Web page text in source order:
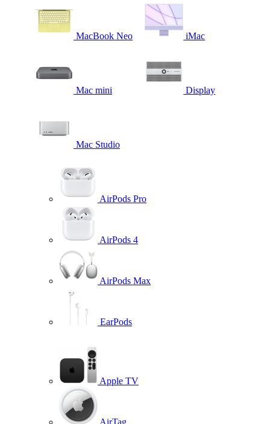
MacBook Neo iMac
Mac mini Display
Mac Studio
AirPods Pro
AirPods 4
AirPods Max
EarPods
Apple TV